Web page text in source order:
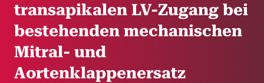
transapikalen LV-Zugang bei
bestehenden mechanischen
Mitral- und
Aortenklappenersatz